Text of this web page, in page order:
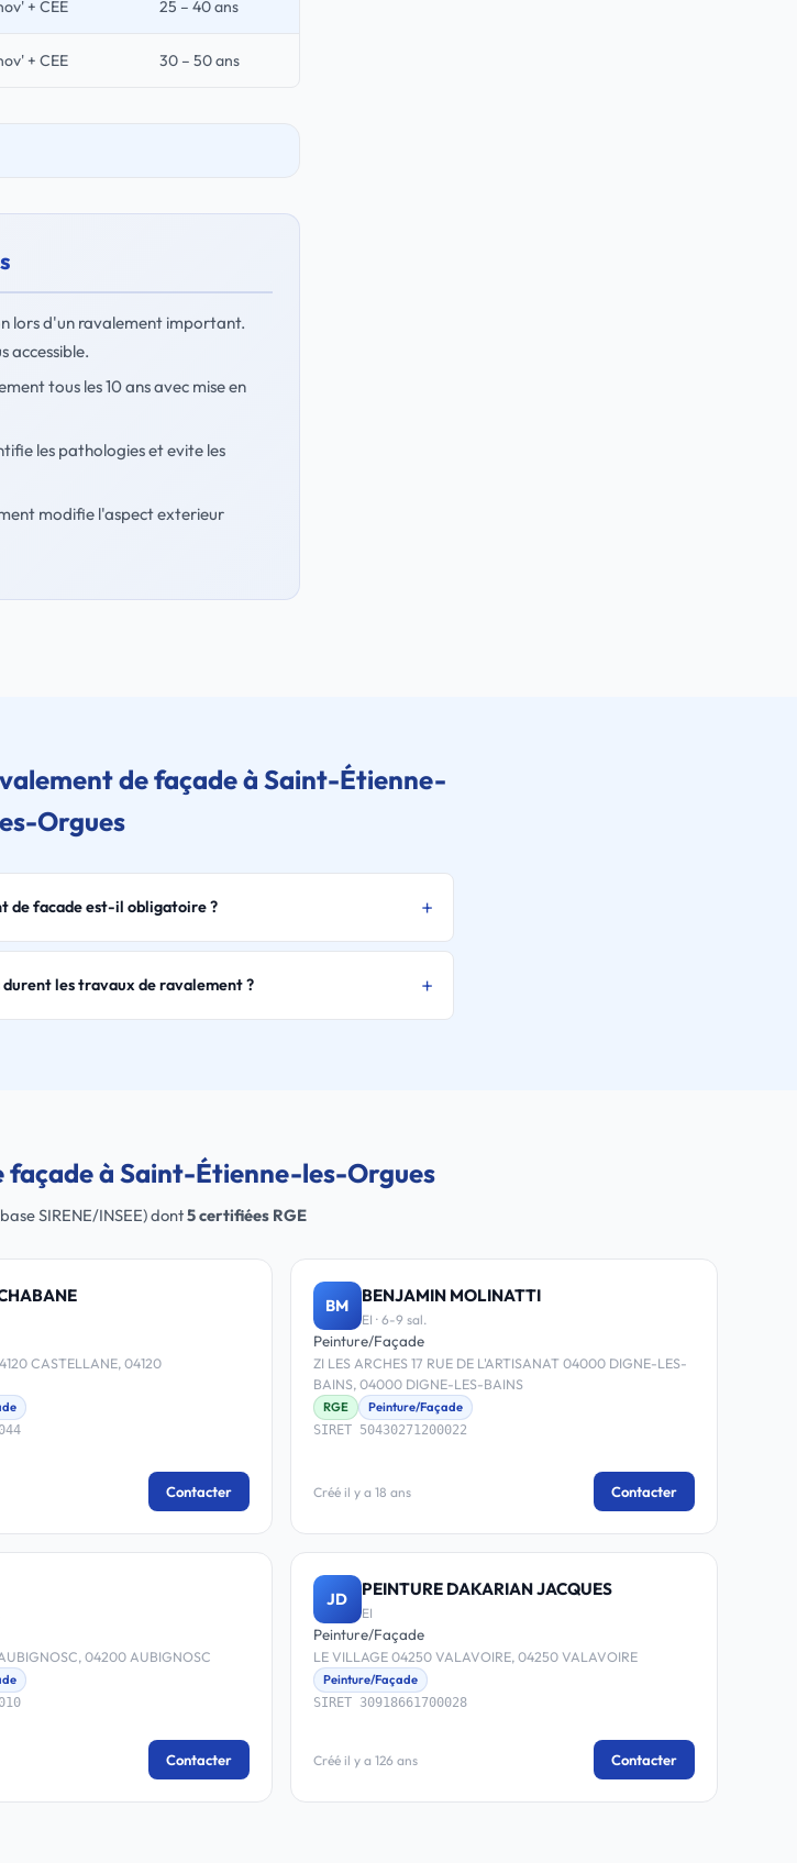
+ CEE 25 – 40 ans
+ CEE 30 – 50 ans
lors d'un ravalement important.
accessible.
tous les 10 ans avec mise en
les pathologies et evite les
modifie l'aspect exterieur
de façade à Saint-Étienne-
Orgues
de facade est-il obligatoire ?
durent les travaux de ravalement ?
à Saint-Étienne-les-Orgues
SIRENE/INSEE) dont5 certifiées RGE
CASTELLANE, 04120
Contacter
BM BENJAMIN MOLINATTI
EI · 6-9 sal.
Peinture/Façade
ZI LES ARCHES 17 RUE DE L'ARTISANAT 04000 DIGNE-LES-
BAINS, 04000 DIGNE-LES-BAINS
RGE
Peinture/Façade
SIRET 50430271200022
Créé il y a 18 ans Contacter
04200 AUBIGNOSC
Contacter
JD PEINTURE DAKARIAN JACQUES
EI
Peinture/Façade
LE VILLAGE 04250 VALAVOIRE, 04250 VALAVOIRE
Peinture/Façade
SIRET 30918661700028
Créé il y a 126 ans Contacter